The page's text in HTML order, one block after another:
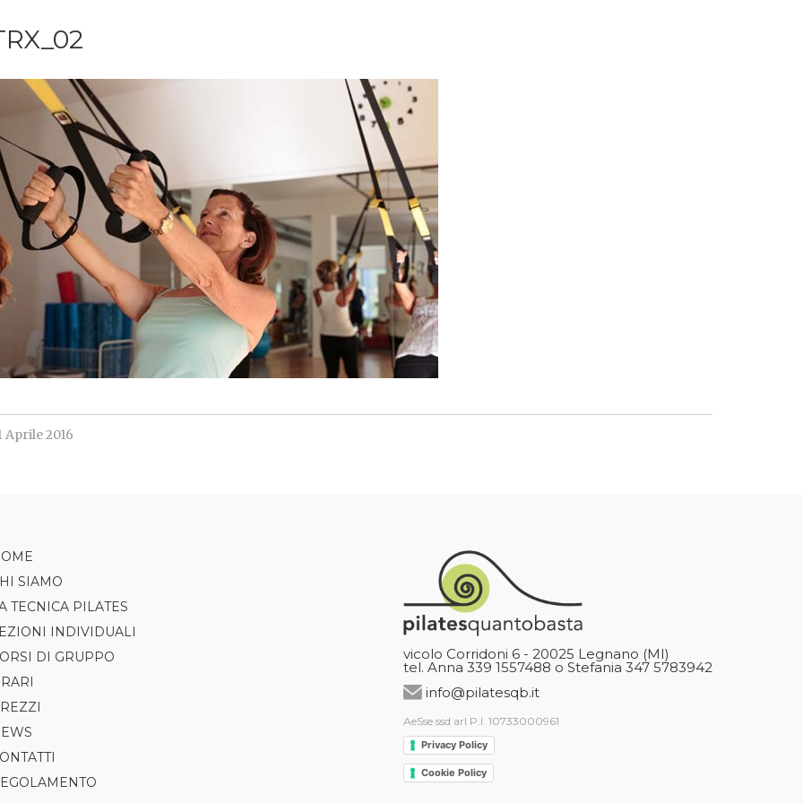
Aprile 2016
SIAMO
TECNICA PILATES
INDIVIDUALI
DI GRUPPO
PILATES
AXIS
TRX
CLASS5
GAP
vicolo Corridoni 6 - 20025 Legnano (MI)
tel. Anna 339 1557488 o Stefania 347 5783942
info@pilatesqb.it
AeSse ssd arl P.I. 10733000961
Privacy Policy
Cookie Policy